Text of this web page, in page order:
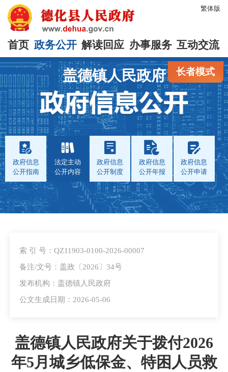
繁体版
首页 政务公开 解读回应 办事服务 互动交流
长者模式
盖德镇人民政府
政府信息
公开指南
法定主动
公开内容
政府信息
公开制度
政府信息
公开年报
政府信息
公开申请
索 引 号：QZ11903-0100-2026-00007
备注/文号：盖政〔2026〕34号
发布机构：盖德镇人民政府
公文生成日期：2026-05-06
盖德镇人民政府关于拨付2026
年5月城乡低保金、特困人员救